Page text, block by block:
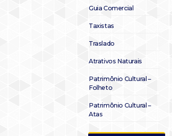
Guia Comercial
Taxistas
Traslado
Atrativos Naturais
Patrimônio Cultural –
Folheto
Patrimônio Cultural –
Atas